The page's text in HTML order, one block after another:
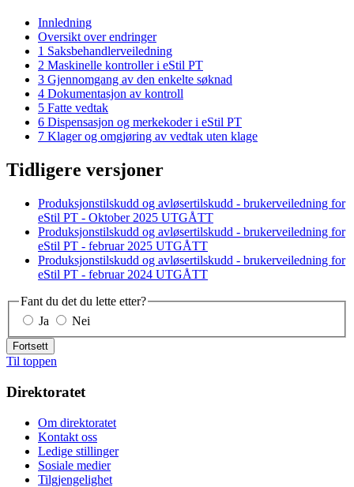
Innledning
Oversikt over endringer
1 Saksbehandlerveiledning
2 Maskinelle kontroller i eStil PT
3 Gjennomgang av den enkelte søknad
4 Dokumentasjon av kontroll
5 Fatte vedtak
6 Dispensasjon og merkekoder i eStil PT
7 Klager og omgjøring av vedtak uten klage
Tidligere versjoner
Produksjonstilskudd og avløsertilskudd - brukerveiledning for
eStil PT - Oktober 2025 UTGÅTT
Produksjonstilskudd og avløsertilskudd - brukerveiledning for
eStil PT - februar 2025 UTGÅTT
Produksjonstilskudd og avløsertilskudd - brukerveiledning for
eStil PT - februar 2024 UTGÅTT
Fant du det du lette etter?
Ja
Nei
Fortsett
Til toppen
Direktoratet
Om direktoratet
Kontakt oss
Ledige stillinger
Sosiale medier
Tilgjengelighet